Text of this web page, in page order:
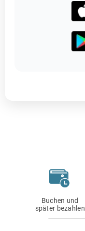
Buchen und
später bezahlen